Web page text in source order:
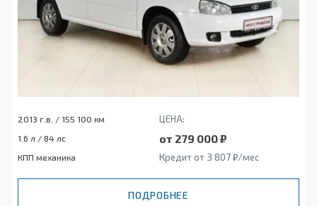
2013 г.в. / 155 100 км ЦЕНА:
1.6 л / 84 лс от 279 000 ₽
КПП механика Кредит от 3 807 ₽/мес
ПОДРОБНЕЕ